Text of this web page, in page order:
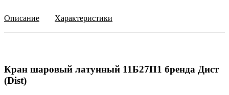
Описание Характеристики
Кран шаровый латунный 11Б27П1 бренда Дист
(Dist)